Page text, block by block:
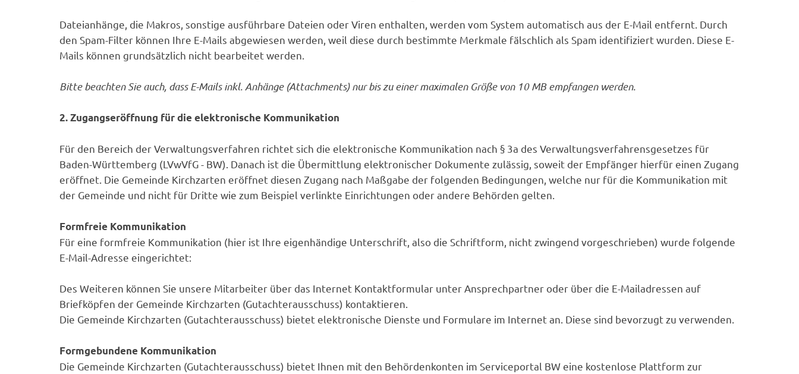
Dateianhänge, die Makros, sonstige ausführbare Dateien oder Viren enthalten, werden vom System automatisch aus der E-Mail entfernt. Durch
den Spam-Filter können Ihre E-Mails abgewiesen werden, weil diese durch bestimmte Merkmale fälschlich als Spam identifiziert wurden. Diese E-
Mails können grundsätzlich nicht bearbeitet werden.
Bitte beachten Sie auch, dass E-Mails inkl. Anhänge (Attachments) nur bis zu einer maximalen Größe von 10 MB empfangen werden.
2. Zugangseröffnung für die elektronische Kommunikation
Für den Bereich der Verwaltungsverfahren richtet sich die elektronische Kommunikation nach § 3a des Verwaltungsverfahrensgesetzes für
Baden-Württemberg (LVwVfG - BW). Danach ist die Übermittlung elektronischer Dokumente zulässig, soweit der Empfänger hierfür einen Zugang
eröffnet. Die Gemeinde Kirchzarten eröffnet diesen Zugang nach Maßgabe der folgenden Bedingungen, welche nur für die Kommunikation mit
der Gemeinde und nicht für Dritte wie zum Beispiel verlinkte Einrichtungen oder andere Behörden gelten.
Formfreie Kommunikation
Für eine formfreie Kommunikation (hier ist Ihre eigenhändige Unterschrift, also die Schriftform, nicht zwingend vorgeschrieben) wurde folgende
E-Mail-Adresse eingerichtet:
Des Weiteren können Sie unsere Mitarbeiter über das Internet Kontaktformular unter Ansprechpartner oder über die E-Mailadressen auf
Briefköpfen der Gemeinde Kirchzarten (Gutachterausschuss) kontaktieren.
Die Gemeinde Kirchzarten (Gutachterausschuss) bietet elektronische Dienste und Formulare im Internet an. Diese sind bevorzugt zu verwenden.
Formgebundene Kommunikation
Die Gemeinde Kirchzarten (Gutachterausschuss) bietet Ihnen mit den Behördenkonten im Serviceportal BW eine kostenlose Plattform zur